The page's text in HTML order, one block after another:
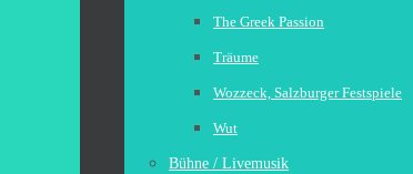
The Greek Passion
Träume
Wozzeck, Salzburger Festspiele
Wut
Bühne / Livemusik